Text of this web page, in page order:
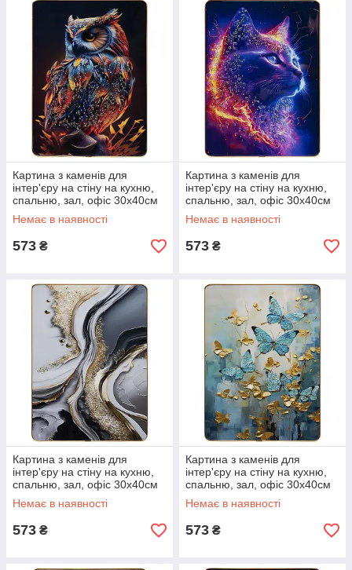
Картина з каменів для
інтер'єру на стіну на кухню,
спальню, зал, офіс 30х40см
«Сова»
Немає в наявності
573 ₴
Картина з каменів для
інтер'єру на стіну на кухню,
спальню, зал, офіс 30х40см
«Кіт»
Немає в наявності
573 ₴
Картина з каменів для
інтер'єру на стіну на кухню,
спальню, зал, офіс 30х40см
«Абстракція №-1»
Немає в наявності
573 ₴
Картина з каменів для
інтер'єру на стіну на кухню,
спальню, зал, офіс 30х40см
«Метелики»
Немає в наявності
573 ₴